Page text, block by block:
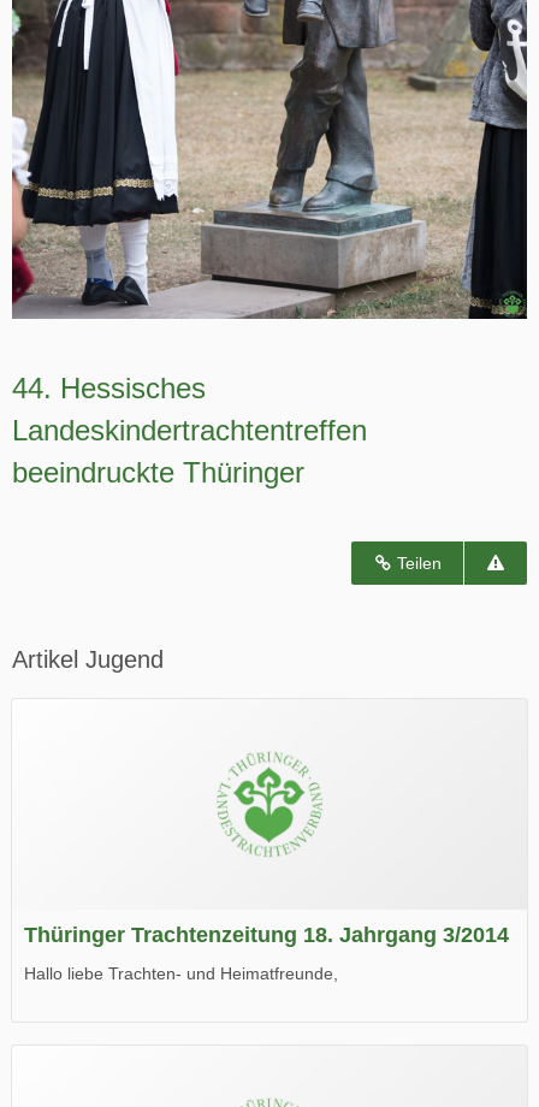
44. Hessisches
Landeskindertrachtentreffen
beeindruckte Thüringer
Teilen
Artikel Jugend
Thüringer Trachtenzeitung 18. Jahrgang 3/2014
Hallo liebe Trachten- und Heimatfreunde,
Wir wünschen Euch viel Spaß beim Lesen.